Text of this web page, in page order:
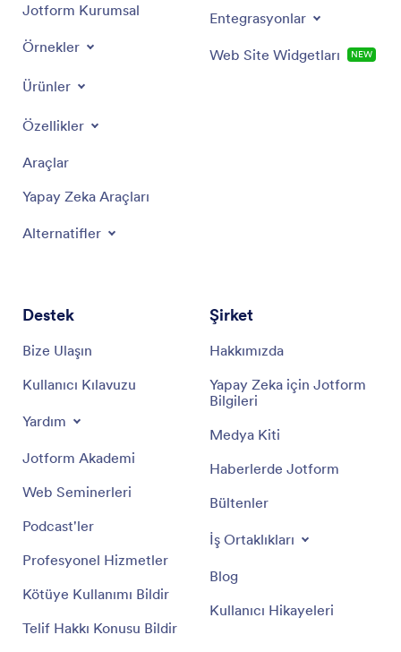
Jotform Kurumsal
Örnekler
Ürünler
Özellikler
Araçlar
Yapay Zeka Araçları
Alternatifler
Entegrasyonlar
Web Site Widgetları NEW
Destek
Bize Ulaşın
Kullanıcı Kılavuzu
Yardım
Jotform Akademi
Web Seminerleri
Podcast'ler
Profesyonel Hizmetler
Kötüye Kullanımı Bildir
Telif Hakkı Konusu Bildir
Şirket
Hakkımızda
Yapay Zeka için Jotform
Bilgileri
Medya Kiti
Haberlerde Jotform
Bültenler
İş Ortaklıkları
Blog
Kullanıcı Hikayeleri